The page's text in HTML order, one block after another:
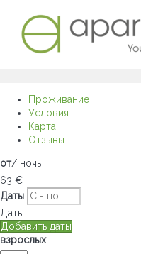
Проживание
Условия
Карта
Отзывы
от/ ночь
63 €
Даты
Даты
Добавить даты
взрослых